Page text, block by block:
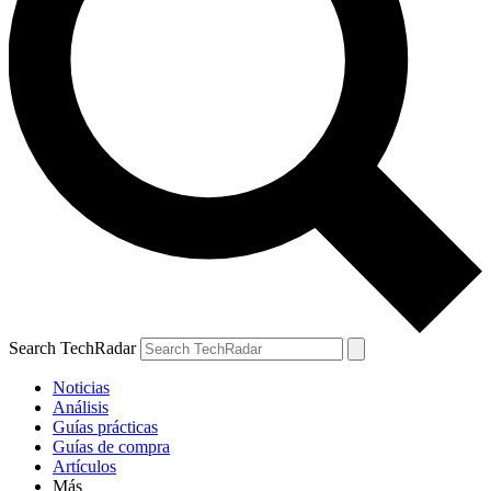
Search TechRadar
Noticias
Análisis
Guías prácticas
Guías de compra
Artículos
Más